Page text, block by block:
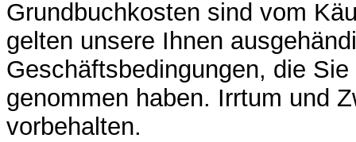
Grundbuchkosten sind vom
gelten unsere Ihnen
Geschäftsbedingungen, die
genommen haben. Irrtum und
vorbehalten.